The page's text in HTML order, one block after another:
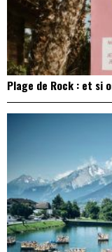
Plage de Rock : et si